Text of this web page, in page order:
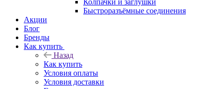
Колпачки и заглушки
Быстроразъёмные соединения
Акции
Блог
Бренды
Как купить
Назад
Как купить
Условия оплаты
Условия доставки